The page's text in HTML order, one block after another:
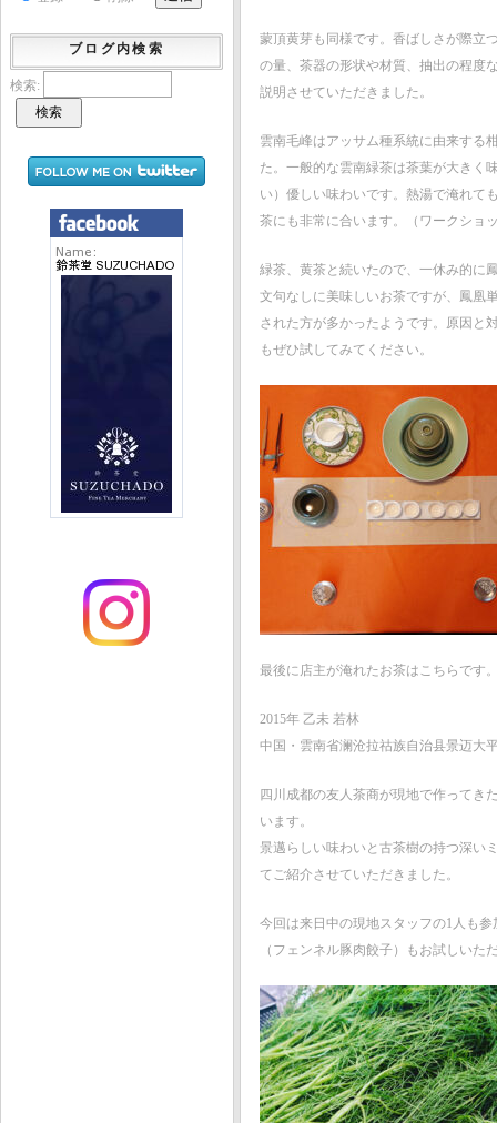
蒙頂黄芽も同様です。香ばしさが際立
の量、茶器の形状や材質、抽出の程度
説明させていただきました。
雲南毛峰はアッサム種系統に由来する
た。一般的な雲南緑茶は茶葉が大きく
い）優しい味わいです。熱湯で淹れて
茶にも非常に合います。（ワークショ
緑茶、黄茶と続いたので、一休み的に
文句なしに美味しいお茶ですが、鳳凰
された方が多かったようです。原因と
もぜひ試してみてください。
最後に店主が淹れたお茶はこちらです
2015年 乙未 若林
中国・雲南省澜沧拉祜族自治县景迈大
四川成都の友人茶商が現地で作ってき
います。
景邁らしい味わいと古茶樹の持つ深い
てご紹介させていただきました。
今回は来日中の現地スタッフの1人も
（フェンネル豚肉餃子）もお試しいた
ブログ内検索
検索: